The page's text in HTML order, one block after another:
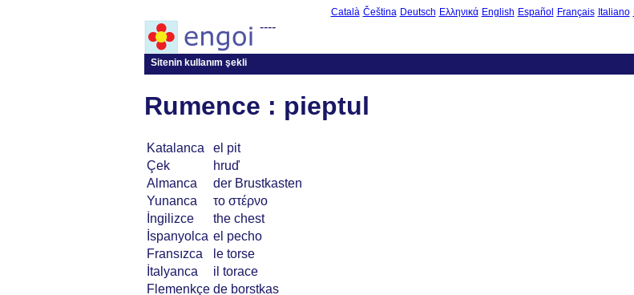
Català Čeština Deutsch Ελληνικά English Español Français Italiano
----
Sitenin kullanım şekli
Rumence : pieptul
Katalanca
el pit
Çek
hruď
Almanca
der Brustkasten
Yunanca
το στέρνο
İngilizce
the chest
İspanyolca el pecho
Fransızca
le torse
İtalyanca
il torace
Flemenkçe de borstkas